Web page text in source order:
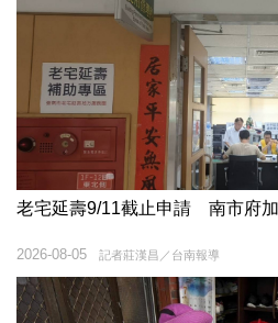
老宅延壽9/11截止申請 南市府
記者莊漢昌／台南報導
2026-08-05